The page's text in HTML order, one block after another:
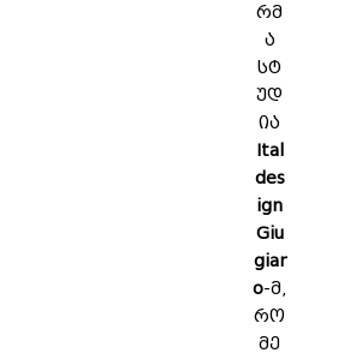
რმ
ა
სტ
უდ
ია
Ital
des
ign
Giu
giar
o-მ,
რო
მე